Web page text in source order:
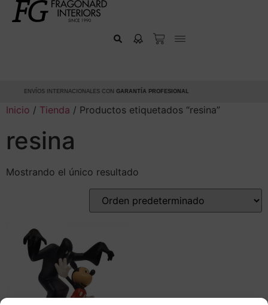
ENVÍOS INTERNACIONALES CON GARANTÍA PROFESIONAL
Inicio / Tienda / Productos etiquetados “resina”
resina
Mostrando el único resultado